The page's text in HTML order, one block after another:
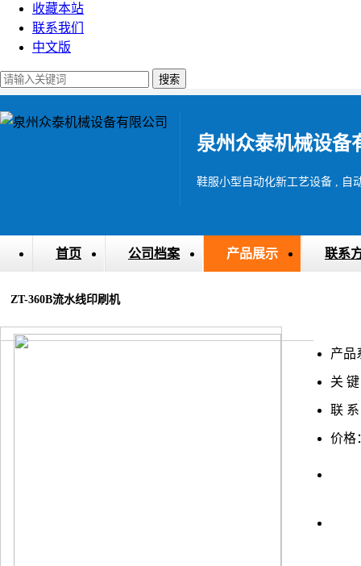
收藏本站
联系我们
中文版
泉州众泰机械设备
首页 公司档案 产品展示 联系
ZT-360B流水线印刷机
产品
关
联
价格